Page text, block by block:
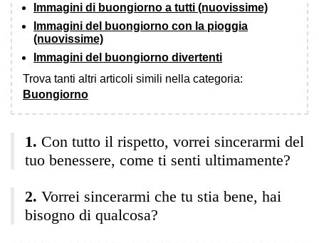
Immagini di buongiorno a tutti (nuovissime)
Immagini del buongiorno con la pioggia
(nuovissime)
Immagini del buongiorno divertenti
Trova tanti altri articoli simili nella categoria:
Buongiorno
Con tutto il rispetto, vorrei sincerarmi del
tuo benessere, come ti senti ultimamente?
Vorrei sincerarmi che tu stia bene, hai
bisogno di qualcosa?